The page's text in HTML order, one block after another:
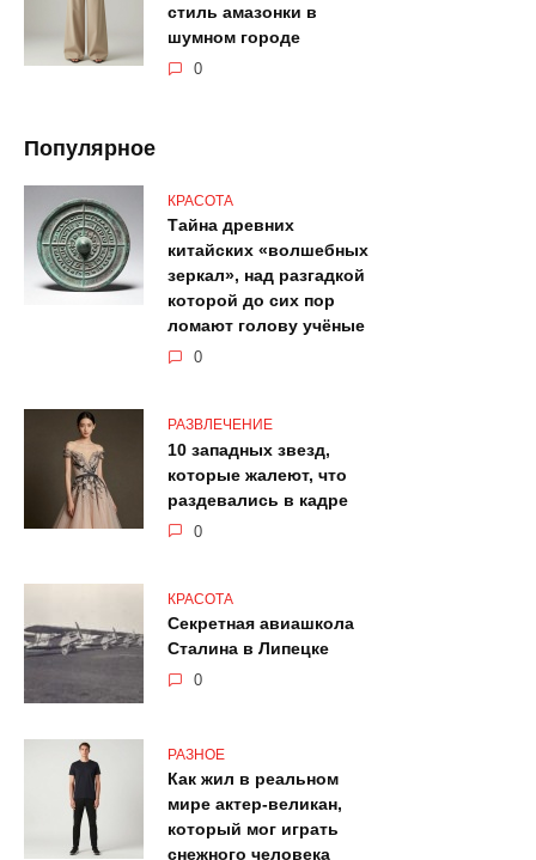
стиль амазонки в
шумном городе
0
Популярное
КРАСОТА
Тайна древних
китайских «волшебных
зеркал», над разгадкой
которой до сих пор
ломают голову учёные
0
РАЗВЛЕЧЕНИЕ
10 западных звезд,
которые жалеют, что
раздевались в кадре
0
КРАСОТА
Секретная авиашкола
Сталина в Липецке
0
РАЗНОЕ
Как жил в реальном
мире актер-великан,
который мог играть
снежного человека